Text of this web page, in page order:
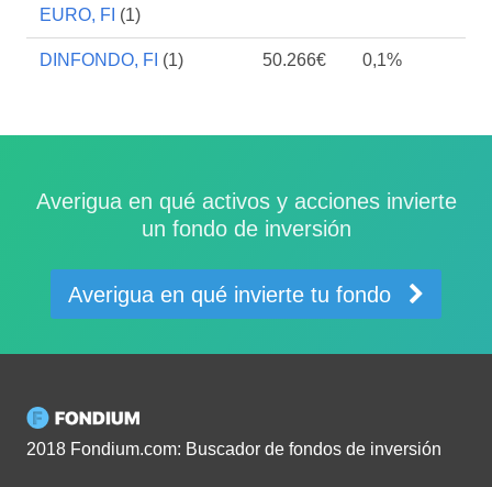
EURO, FI (1)
DINFONDO, FI (1) 50.266€ 0,1%
Averigua en qué activos y acciones invierte
un fondo de inversión
Averigua en qué invierte tu fondo
2018 Fondium.com: Buscador de fondos de inversión